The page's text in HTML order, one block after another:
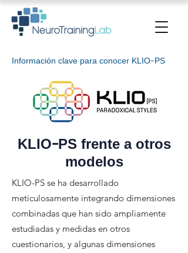
Información clave para conocer KLIO-PS
KLIO-PS frente a otros
modelos
KLIO-PS se ha desarrollado
meticulosamente integrando dimensiones
combinadas que han sido ampliamente
estudiadas y medidas en otros
cuestionarios, y algunas dimensiones